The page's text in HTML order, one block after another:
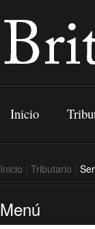
Inicio
Inicio Tributario
Menú